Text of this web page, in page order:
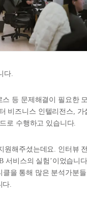
다.
등 문제해결이 필요한
비즈니스 인텔리전스, 가
로 수행하고 있습니다.
원해주셨는데요. 인터뷰
서비스의 실험’이었습니
클을 통해 많은 분석가분들
다.